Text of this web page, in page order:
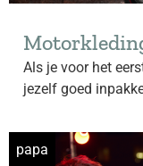
Als je voor het
jezelf goed
papa